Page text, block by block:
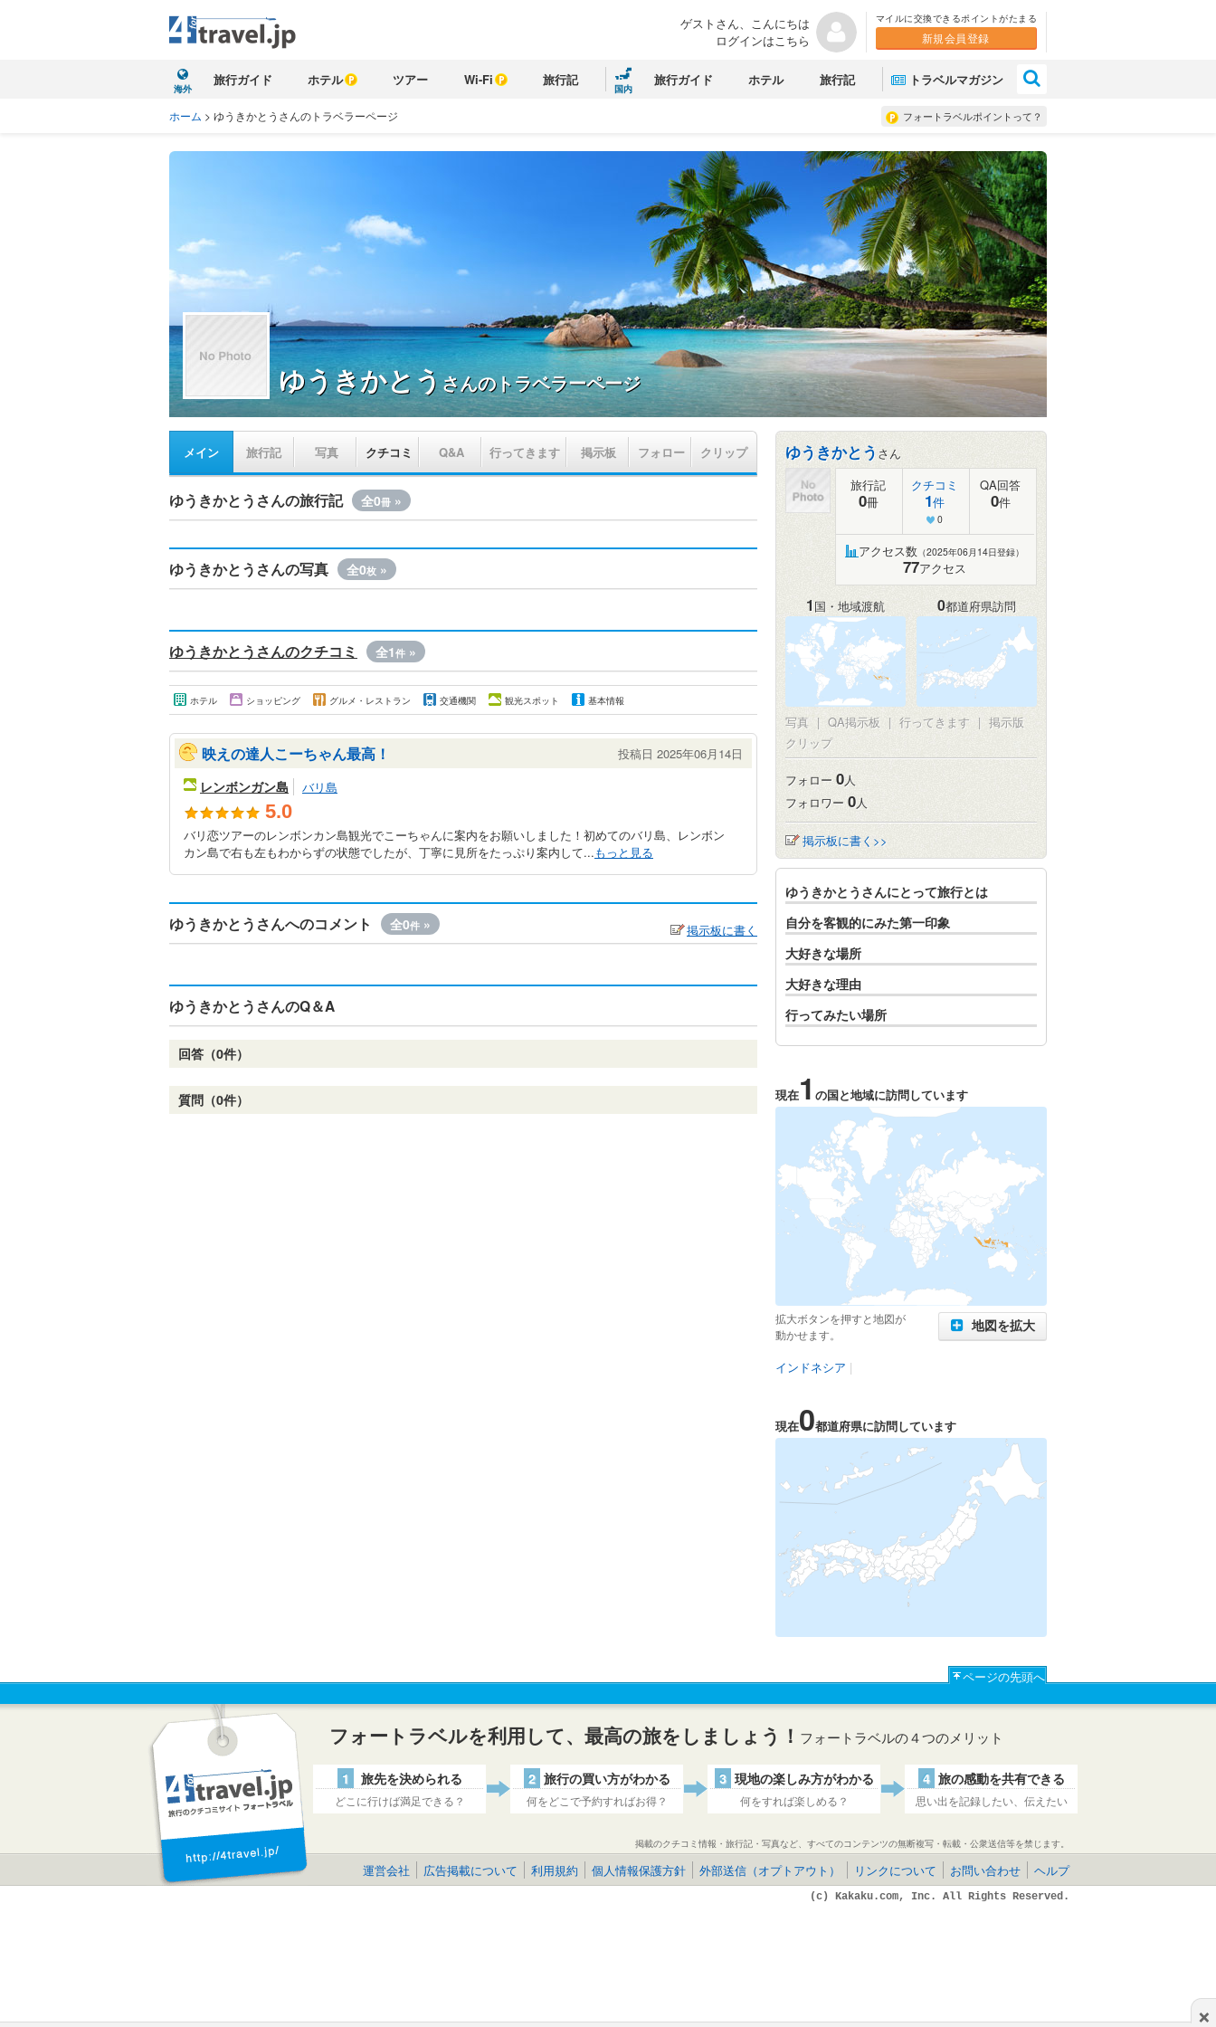
ゲストさん、こんにちは
ログインはこちら
マイルに交換できるポイントがたまる
新規会員登録
海外
旅行ガイド ホテル ツアー Wi-Fi 旅行記
国内
旅行ガイド ホテル 旅行記 トラベルマガジン
フォートラベルポイントって？
ホーム > ゆうきかとうさんのトラベラーページ
ゆうきかとうさんのトラベラーページ
メイン 旅行記 写真 クチコミ Q&A 行ってきます 掲示板 フォロー クリップ
ゆうきかとうさんの旅行記 全0冊 »
ゆうきかとうさんの写真 全0枚 »
ゆうきかとうさんのクチコミ 全1件 »
ホテル ショッピング グルメ・レストラン 交通機関 観光スポット 基本情報
映えの達人こーちゃん最高！ 投稿日 2025年06月14日
レンボンガン島 バリ島
5.0
バリ恋ツアーのレンボンカン島観光でこーちゃんに案内をお願いしました！初めてのバリ島、レンボン
カン島で右も左もわからずの状態でしたが、丁寧に見所をたっぷり案内して...もっと見る
ゆうきかとうさんへのコメント 全0件 » 掲示板に書く
ゆうきかとうさんのQ＆A
回答（0件）
質問（0件）
ゆうきかとう さん
旅行記
0冊
クチコミ
1件
0
QA回答
0件
アクセス数 （2025年06月14日登録）
77アクセス
1国・地域渡航 0都道府県訪問
写真 | QA掲示板 | 行ってきます | 掲示版
クリップ
フォロー 0人
フォロワー 0人
掲示板に書く>>
ゆうきかとうさんにとって旅行とは
自分を客観的にみた第一印象
大好きな場所
大好きな理由
行ってみたい場所
現在1 の国と地域に訪問しています
拡大ボタンを押すと地図が
動かせます。
地図を拡大
インドネシア |
現在0都道府県に訪問しています
×
ページの先頭へ
フォートラベルを利用して、最高の旅をしましょう！ フォートラベルの４つのメリット
1 旅先を決められる
どこに行けば満足できる？
2 旅行の買い方がわかる
何をどこで予約すればお得？
3 現地の楽しみ方がわかる
何をすれば楽しめる？
4 旅の感動を共有できる
思い出を記録したい、伝えたい
掲載のクチコミ情報・旅行記・写真など、すべてのコンテンツの無断複写・転載・公衆送信等を禁じます。
運営会社 広告掲載について 利用規約 個人情報保護方針 外部送信（オプトアウト） リンクについて お問い合わせ ヘルプ
(c) Kakaku.com, Inc. All Rights Reserved.